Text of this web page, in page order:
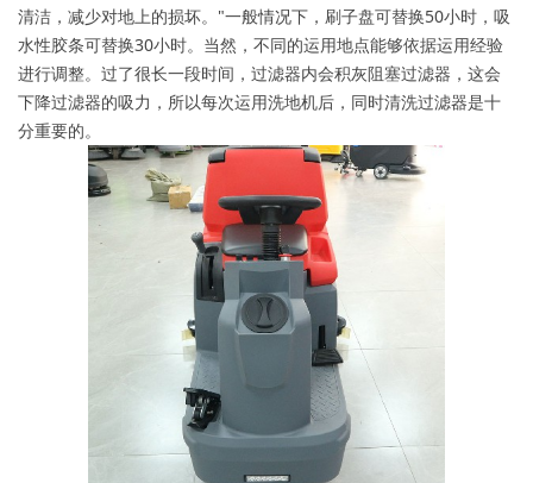
清洁，减少对地上的损坏。"一般情况下，刷子盘可替换50小时，吸
水性胶条可替换30小时。当然，不同的运用地点能够依据运用经验
进行调整。过了很长一段时间，过滤器内会积灰阻塞过滤器，这会
下降过滤器的吸力，所以每次运用洗地机后，同时清洗过滤器是十
分重要的。